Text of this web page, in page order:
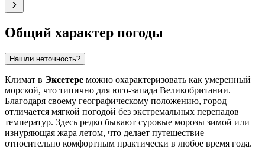
Общий характер погоды
Нашли неточность?
Климат в Эксетере можно охарактеризовать как умеренный
морской, что типично для юго-запада Великобритании.
Благодаря своему географическому положению, город
отличается мягкой погодой без экстремальных перепадов
температур. Здесь редко бывают суровые морозы зимой или
изнуряющая жара летом, что делает путешествие
относительно комфортным практически в любое время года.